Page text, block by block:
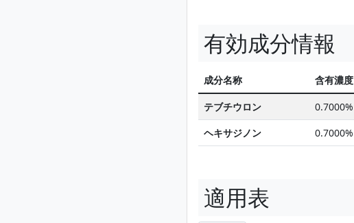
有効成分情報
成分名称 含有濃度
テブチウロン 0.7000%
ヘキサジノン
0.7000%
適用表